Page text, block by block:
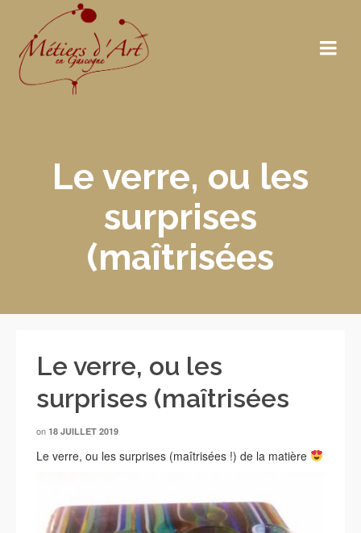
Le verre, ou les
surprises
(maîtrisées
Le verre, ou les
surprises (maîtrisées
on 18 JUILLET 2019
Le verre, ou les surprises (maîtrisées !) de la matière